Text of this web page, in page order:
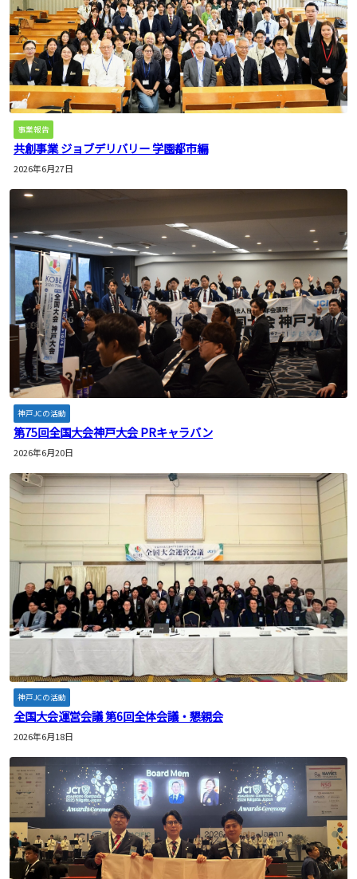
事業報告
共創事業 ジョブデリバリー 学園都市編
2026年6月27日
神戸JCの活動
第75回全国大会神戸大会 PRキャラバン
2026年6月20日
神戸JCの活動
全国大会運営会議 第6回全体会議・懇親会
2026年6月18日